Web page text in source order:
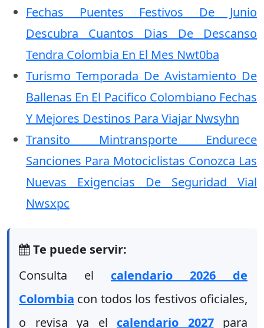
Fechas Puentes Festivos De Junio
Descubra Cuantos Dias De Descanso
Tendra Colombia En El Mes Nwt0ba
Turismo Temporada De Avistamiento De
Ballenas En El Pacifico Colombiano Fechas
Y Mejores Destinos Para Viajar Nwsyhn
Transito Mintransporte Endurece
Sanciones Para Motociclistas Conozca Las
Nuevas Exigencias De Seguridad Vial
Nwsxpc
Te puede servir:
Consulta el calendario 2026 de
Colombia con todos los festivos oficiales,
o revisa ya el calendario 2027para